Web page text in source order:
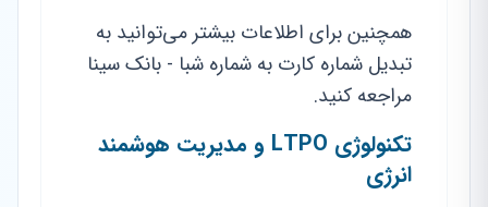
همچنین برای اطلاعات بیشتر می‌توانید به
تبدیل شماره کارت به شماره شبا - بانک سینا
مراجعه کنید.
تکنولوژی LTPO و مدیریت هوشمند
انرژی